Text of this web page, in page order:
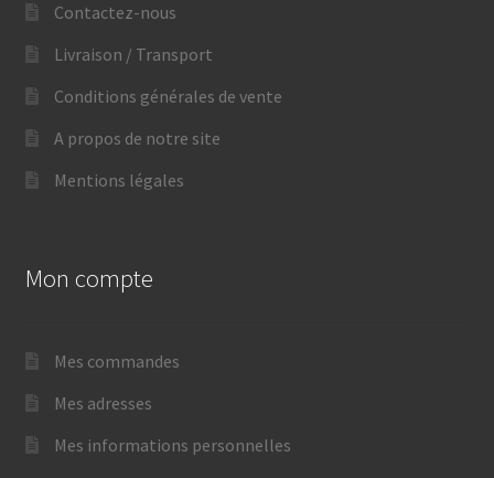
Contactez-nous
Livraison / Transport
Conditions générales de vente
A propos de notre site
Mentions légales
Mon compte
Mes commandes
Mes adresses
Mes informations personnelles